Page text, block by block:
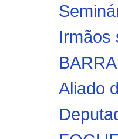
Irmãos
Aliado